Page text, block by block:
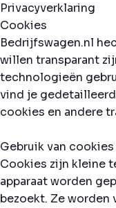
Privacyverklaring
Cookies
Bedrijfswagen.nl
willen transparant
technologieën
vind je
cookies en andere
Gebruik van cookies
Cookies zijn kleine
apparaat worden
bezoekt. Ze worden